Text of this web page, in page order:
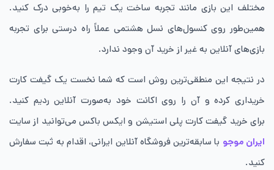
مختلف این بازی مانند تجربه ساخت یک تیم را به‌خوبی درک کنید.
همین‌طور روی کنسول‌های نسل هشتمی عملاً راه درستی برای تجربه
بازی‌های آنلاین به‌ غیر از خرید آن وجود ندارد.
در نتیجه این منطقی‌ترین روش است که شما نخست یک گیفت ‌کارت
خریداری کرده و آن را روی اکانت خود به‌صورت آنلاین ردیم کنید.
برای خرید گیفت کارت پلی استیشن و ایکس باکس می‌توانید از سایت
ایران موجو با سابقه‌ترین فروشگاه آنلاین ایرانی، اقدام به ثبت سفارش
کنید.